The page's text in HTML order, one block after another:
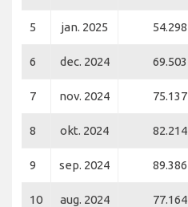
5 jan. 2025 54.298
6 dec. 2024 69.503
7 nov. 2024 75.137
8 okt. 2024 82.214
9 sep. 2024 89.386
10 aug. 2024 77.164